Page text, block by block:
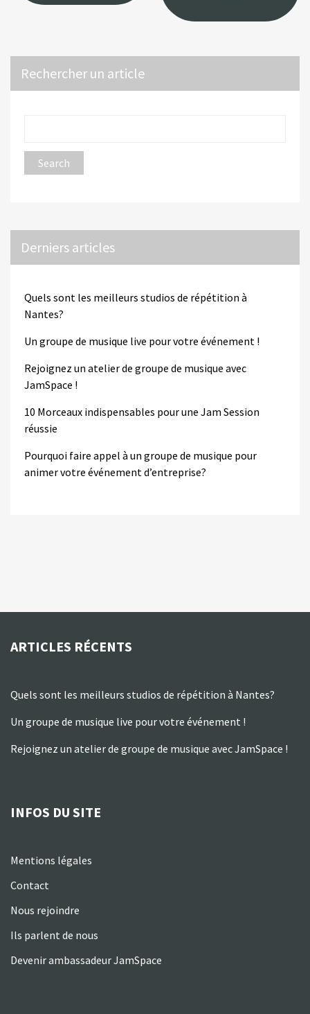
Rechercher un article
Derniers articles
Quels sont les meilleurs studios de répétition à
Nantes?
Un groupe de musique live pour votre événement !
Rejoignez un atelier de groupe de musique avec
JamSpace !
10 Morceaux indispensables pour une Jam Session
réussie
Pourquoi faire appel à un groupe de musique pour
animer votre événement d’entreprise?
ARTICLES RÉCENTS
Quels sont les meilleurs studios de répétition à Nantes?
Un groupe de musique live pour votre événement !
Rejoignez un atelier de groupe de musique avec JamSpace !
INFOS DU SITE
Mentions légales
Contact
Nous rejoindre
Ils parlent de nous
Devenir ambassadeur JamSpace